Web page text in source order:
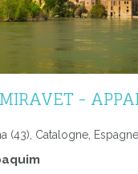
-
(43), Catalogne, Espagne